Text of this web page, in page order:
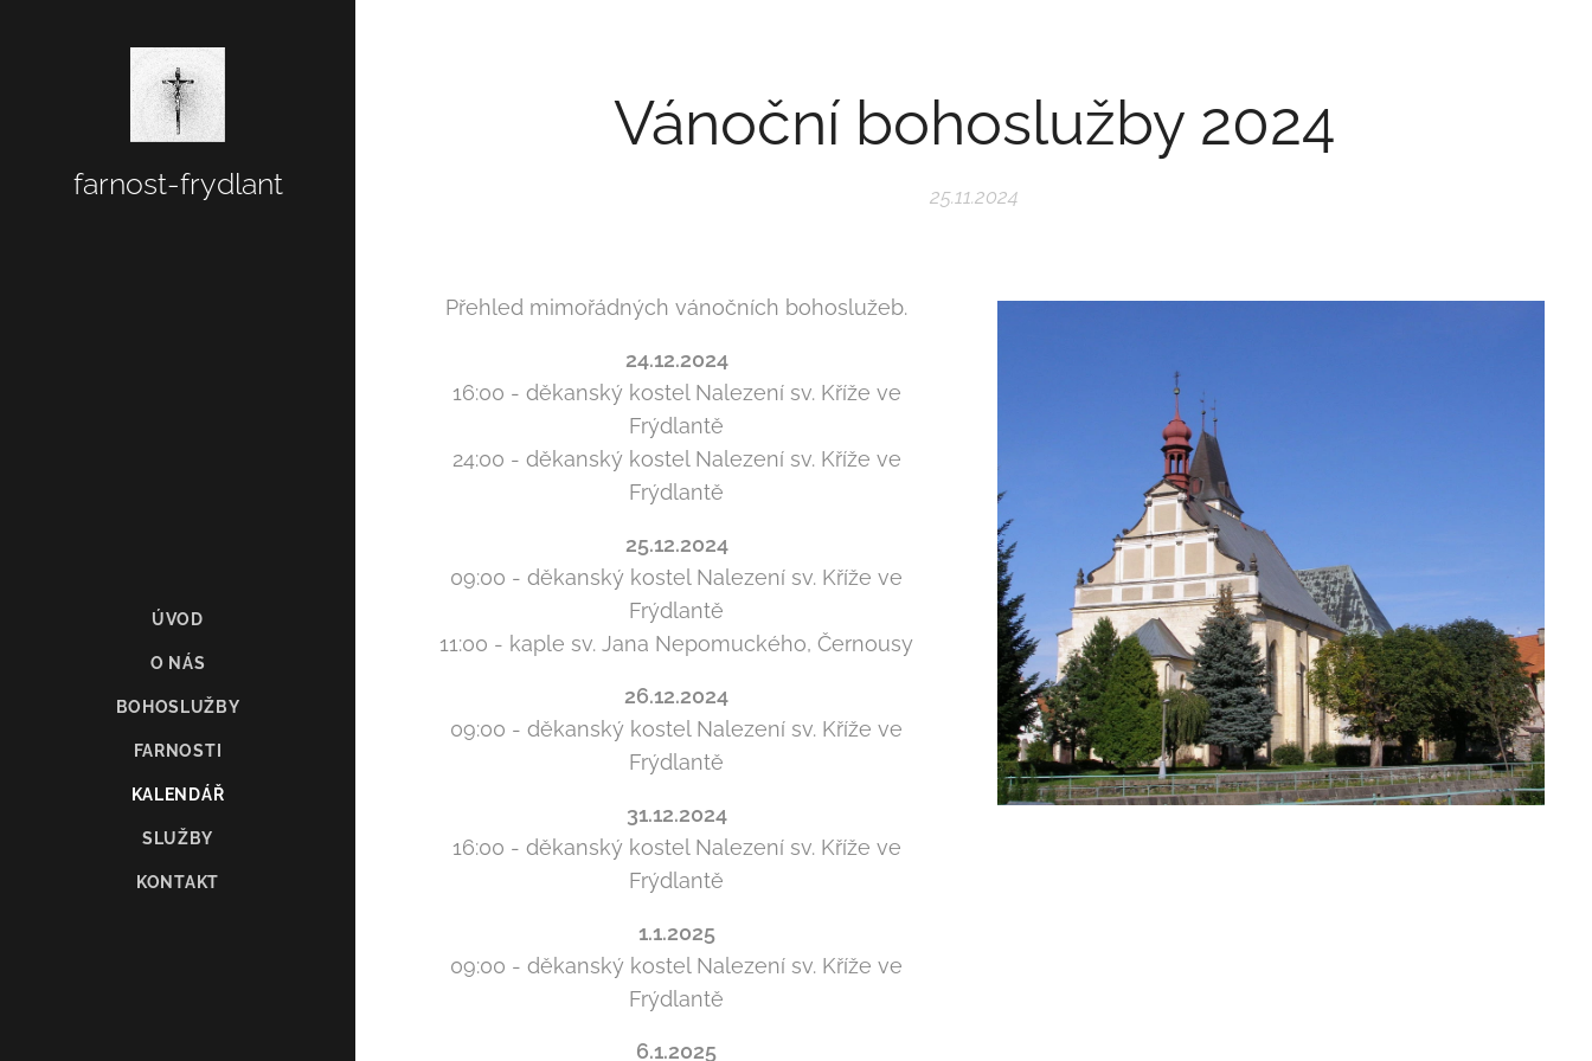
farnost-frydlant
ÚVOD
O NÁS
BOHOSLUŽBY
FARNOSTI
KALENDÁŘ
SLUŽBY
KONTAKT
Vánoční bohoslužby 2024
25.11.2024
Přehled mimořádných vánočních bohoslužeb.
24.12.2024
16:00 - děkanský kostel Nalezení sv. Kříže ve
Frýdlantě
24:00 - děkanský kostel Nalezení sv. Kříže ve
Frýdlantě
25.12.2024
09:00 - děkanský kostel Nalezení sv. Kříže ve
Frýdlantě
11:00 - kaple sv. Jana Nepomuckého, Černousy
26.12.2024
09:00 - děkanský kostel Nalezení sv. Kříže ve
Frýdlantě
31.12.2024
16:00 - děkanský kostel Nalezení sv. Kříže ve
Frýdlantě
1.1.2025
09:00 - děkanský kostel Nalezení sv. Kříže ve
Frýdlantě
6.1.2025